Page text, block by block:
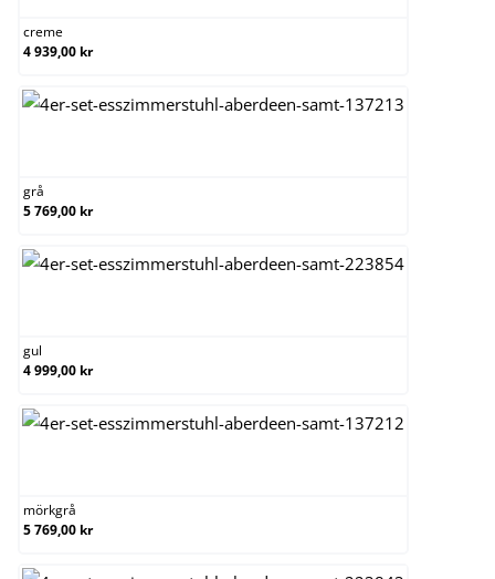
creme
4 939,00 kr
grå
5 769,00 kr
gul
4 999,00 kr
mörkgrå
5 769,00 kr